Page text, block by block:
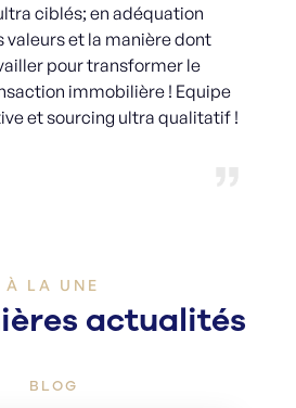
ciblés; en adéquation
valeurs et la manière dont
pour transformer le
immobilière ! Equipe
et sourcing ultra qualitatif !
À LA UNE
actualités
BLOG